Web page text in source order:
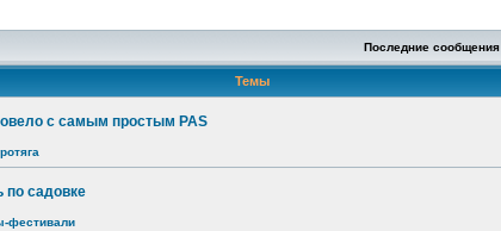
Последние сообщения
Темы
с самым простым PAS
по садовке
фестивали